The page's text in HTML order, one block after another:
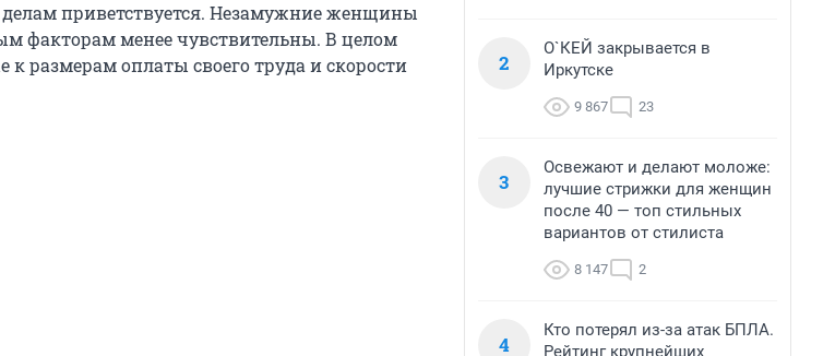
приветствуется. Незамужние женщины
факторам менее чувствительны. В целом
размерам оплаты своего труда и скорости
2
О`КЕЙ закрывается в
Иркутске
9 867 23
3
Освежают и делают моложе:
лучшие стрижки для женщин
после 40 — топ стильных
вариантов от стилиста
8 147 2
4
Кто потерял из-за атак БПЛА.
Рейтинг крупнейших